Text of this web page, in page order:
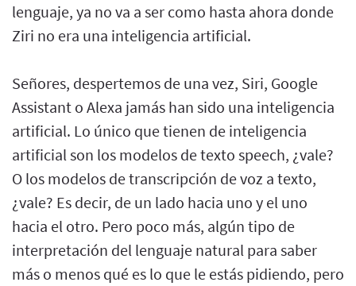
lenguaje, ya no va a ser como hasta ahora donde
Ziri no era una inteligencia artificial.
Señores, despertemos de una vez, Siri, Google
Assistant o Alexa jamás han sido una inteligencia
artificial. Lo único que tienen de inteligencia
artificial son los modelos de texto speech, ¿vale?
O los modelos de transcripción de voz a texto,
¿vale? Es decir, de un lado hacia uno y el uno
hacia el otro. Pero poco más, algún tipo de
interpretación del lenguaje natural para saber
más o menos qué es lo que le estás pidiendo, pero